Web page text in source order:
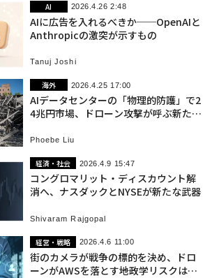
AI 2026.4.26 2:48
AIに広告を入れるべきか──OpenAIと
Anthropicの激突が示すもの
Tanuj Joshi
海外 2026.4.25 17:00
AIデータセンターの「物理的防護」で2
4兆円市場、ドローン攻撃が呼ぶ新たな
Phoebe Liu
経済・社会 2026.4.9 15:47
コングロマリット・ディスカウント解
消へ、ナスダックとNYSEが新たな武器
Shivaram Rajgopal
経営・戦略 2026.4.6 11:00
街のカメラが戦争の標的を決め、ドロ
ーンがAWSを落とす――地政学リスクは経